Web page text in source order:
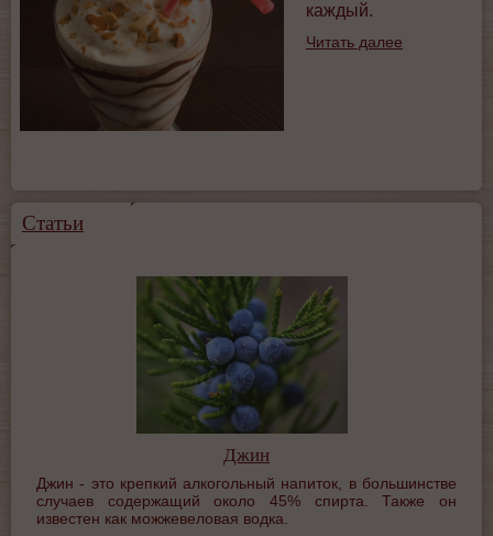
каждый.
Читать далее
Статьи
Джин
Джин - это крепкий алкогольный напиток, в большинстве
случаев содержащий около 45% спирта. Также он
известен как можжевеловая водка.